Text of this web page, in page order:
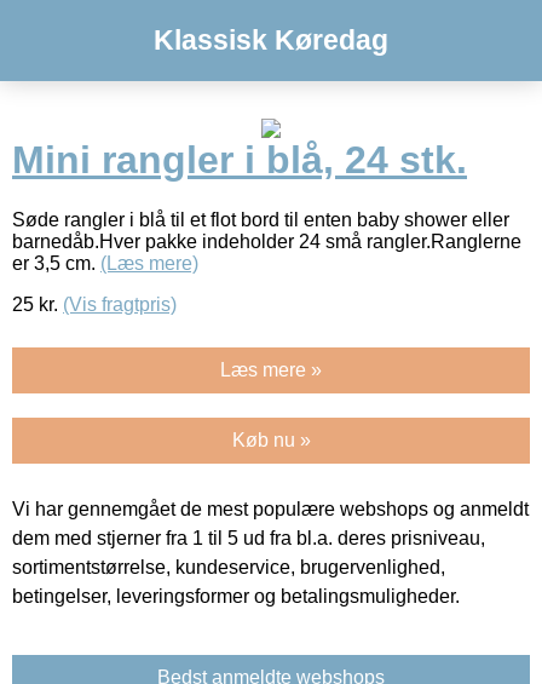
Klassisk Køredag
Mini rangler i blå, 24 stk.
Søde rangler i blå til et flot bord til enten baby shower eller
barnedåb.Hver pakke indeholder 24 små rangler.Ranglerne
er 3,5 cm. (Læs mere)
25 kr. (Vis fragtpris)
Læs mere »
Køb nu »
Vi har gennemgået de mest populære webshops og anmeldt
dem med stjerner fra 1 til 5 ud fra bl.a. deres prisniveau,
sortimentstørrelse, kundeservice, brugervenlighed,
betingelser, leveringsformer og betalingsmuligheder.
Bedst anmeldte webshops